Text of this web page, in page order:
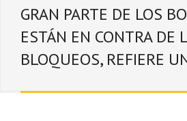
GRAN PARTE DE LOS
ESTÁN EN CONTRA DE
BLOQUEOS, REFIERE